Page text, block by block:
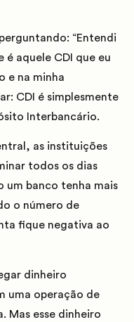
“Entendi
é aquele CDI que eu
e na minha
CDI é simplesmente
Interbancário.
as instituições
todos os dias
um banco tenha mais
o número de
fique negativa ao
dinheiro
uma operação de
Mas esse dinheiro